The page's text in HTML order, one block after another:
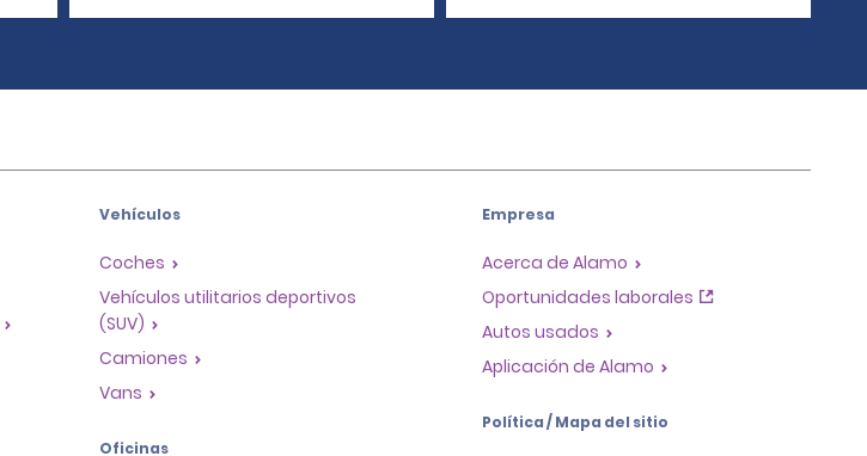
Vehículos
Coches
Vehículos utilitarios deportivos
(SUV)
Camiones
Vans
Oficinas
Empresa
Acerca de Alamo
Oportunidades laborales
Autos usados
Aplicación de Alamo
Política / Mapa del sitio